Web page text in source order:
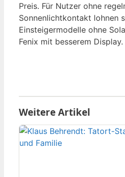
Preis. Für Nutzer ohne
Sonnenlichtkontakt lohnen
Einsteigermodelle ohne
Fenix mit besserem Display.
Weitere Artikel